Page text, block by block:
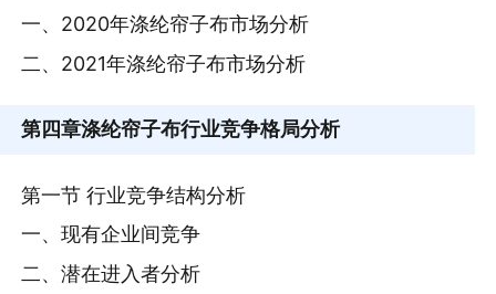
一、2020年涤纶帘子布市场分析
二、2021年涤纶帘子布市场分析
第四章涤纶帘子布行业竞争格局分析
第一节 行业竞争结构分析
一、现有企业间竞争
二、潜在进入者分析